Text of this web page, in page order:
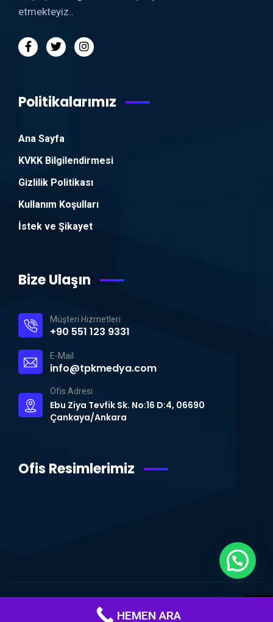
etmekteyiz..
Politikalarımız
Ana Sayfa
KVKK Bilgilendirmesi
Gizlilik Politikası
Kullanım Koşulları
İstek ve Şikayet
Bize Ulaşın
Müşteri Hizmetleri
+90 551 123 9331
E-Mail
info@tpkmedya.com
Ofis Adresi
Ebu Ziya Tevfik Sk. No:16 D:4, 06690
Çankaya/Ankara
Ofis Resimlerimiz
© Copyright 2015 – 2024 | TPK MEDYA | Tüm Hakları Saklıdır.Ankara
Web Tasarım|WordPress Uzmanı
HEMEN ARA